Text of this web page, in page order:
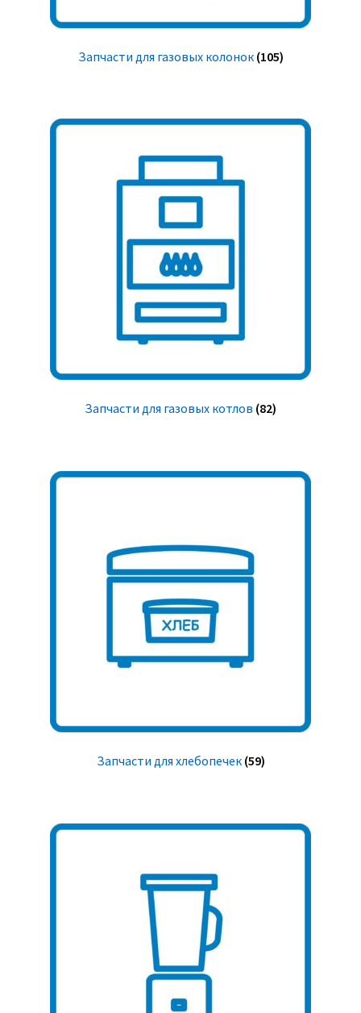
Запчасти для газовых колонок (105)
Запчасти для газовых котлов (82)
Запчасти для хлебопечек (59)